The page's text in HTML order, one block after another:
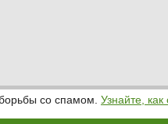
со спамом. Узнайте,